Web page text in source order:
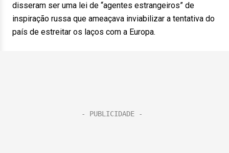
disseram ser uma lei de “agentes estrangeiros” de
inspiração russa que ameaçava inviabilizar a tentativa do
país de estreitar os laços com a Europa.